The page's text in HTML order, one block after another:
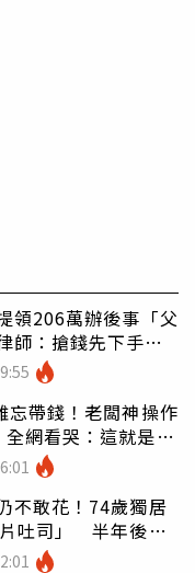
領206萬辦後事「父
：搶錢先下手是
忘帶錢！老闆神操作
網看哭：這就是台
不敢花！74歲獨居
吐司」 半年後暴